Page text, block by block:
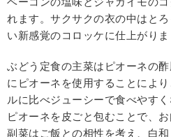
れます。サクサクの衣の中はと
い新感覚のコロッケに仕上がりま
ぶどう定食の主菜はピオーネの
にピオーネを使用することによ
ルに比べジューシーで食べやす
ピオーネを皮ごと包むことで、
副菜はご飯との相性を考え、白